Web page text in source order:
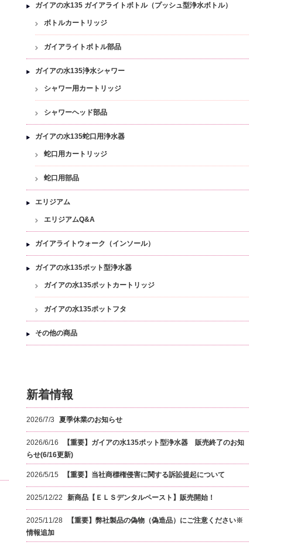
ガイアの水135 ガイアライトボトル（プッシュ型浄水ボトル）
ボトルカートリッジ
ガイアライトボトル部品
ガイアの水135浄水シャワー
シャワー用カートリッジ
シャワーヘッド部品
ガイアの水135蛇口用浄水器
蛇口用カートリッジ
蛇口用部品
エリジアム
エリジアムQ&A
ガイアライトウォーク（インソール）
ガイアの水135ポット型浄水器
ガイアの水135ポットカートリッジ
ガイアの水135ポットフタ
その他の商品
新着情報
2026/7/3 夏季休業のお知らせ
2026/6/16
【重要】ガイアの水135ポット型浄水器 販売終了のお知
らせ(6/16更新)
2026/5/15 【重要】当社商標権侵害に関する訴訟提起について
2025/12/22 新商品【ＥＬＳデンタルペースト】販売開始！
2025/11/28
【重要】弊社製品の偽物（偽造品）にご注意ください※
情報追加